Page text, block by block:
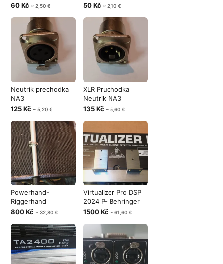
60 Kč ~ 2,50 €
50 Kč ~ 2,10 €
Neutrik prechodka
NA3
125 Kč ~ 5,20 €
XLR Pruchodka
Neutrik NA3
135 Kč ~ 5,60 €
Powerhand-
Riggerhand
800 Kč ~ 32,80 €
Virtualizer Pro DSP
2024 P- Behringer
1500 Kč ~ 61,60 €